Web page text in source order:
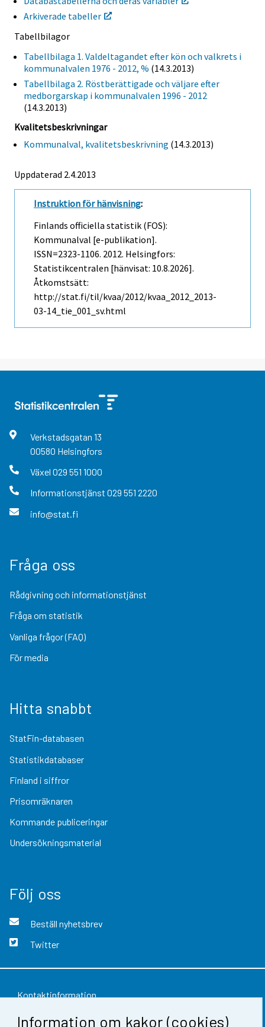
Information om kakor (cookies)
Arkiverade tabeller
Tabellbilagor
Tabellbilaga 1. Valdeltagandet efter kön och valkrets i
kommunalvalen 1976 - 2012, % (14.3.2013)
Tabellbilaga 2. Röstberättigade och väljare efter
medborgarskap i kommunalvalen 1996 - 2012
(14.3.2013)
Kvalitetsbeskrivningar
Kommunalval, kvalitetsbeskrivning (14.3.2013)
Uppdaterad 2.4.2013
Instruktion för hänvisning:
Finlands officiella statistik (FOS):
Kommunalval [e-publikation].
ISSN=2323-1106. 2012. Helsingfors:
Statistikcentralen [hänvisat: 10.8.2026].
Åtkomstsätt:
http://stat.fi/til/kvaa/2012/kvaa_2012_2013-
03-14_tie_001_sv.html
Verkstadsgatan 13
00580 Helsingfors
Växel 029 551 1000
Informationstjänst 029 551 2220
info@stat.fi
Fråga oss
Rådgivning och informationstjänst
Fråga om statistik
Vanliga frågor (FAQ)
För media
Hitta snabbt
StatFin-databasen
Statistikdatabaser
Finland i siffror
Prisomräknaren
Kommande publiceringar
Undersökningsmaterial
Följ oss
Beställ nyhetsbrev
Twitter
Kontaktinformation
Respons